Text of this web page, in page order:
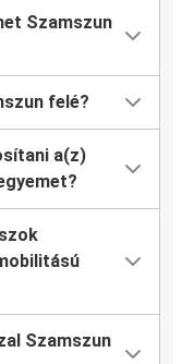
Szamszun
felé?
a(z)
Szamszun